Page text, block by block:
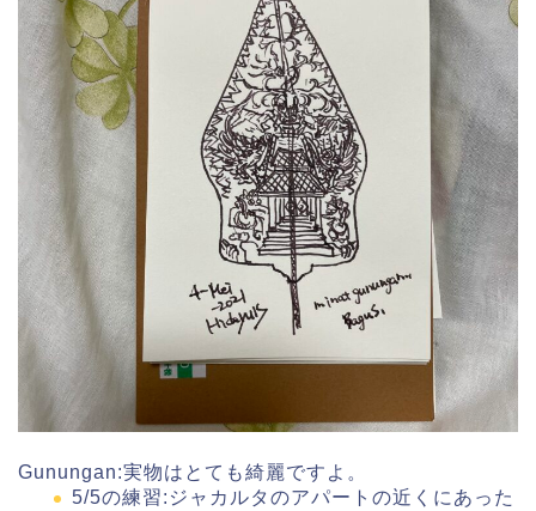
Gunungan:実物はとても綺麗ですよ。
5/5の練習:ジャカルタのアパートの近くにあった